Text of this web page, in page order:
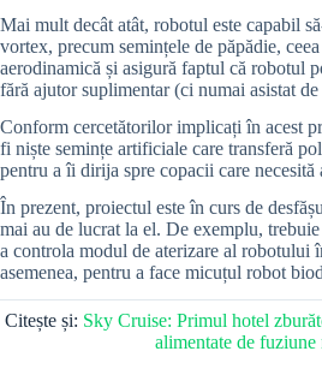
Mai mult decât atât, robotul este capabil
vortex, precum semințele de păpădie,
aerodinamică și asigură faptul că robotul
fără ajutor suplimentar (ci numai asistat
Conform cercetătorilor implicați în acest
fi niște semințe artificiale care transferă
pentru a îi dirija spre copacii care
În prezent, proiectul este în curs de
mai au de lucrat la el. De exemplu, trebuie
a controla modul de aterizare al robotului
asemenea, pentru a face micuțul robot
Citește și: Sky Cruise: Primul hotel
alimentate de fuziune